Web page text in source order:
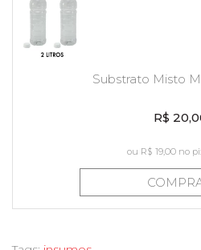
Substrato Misto
R$
ou R$ 19,00no